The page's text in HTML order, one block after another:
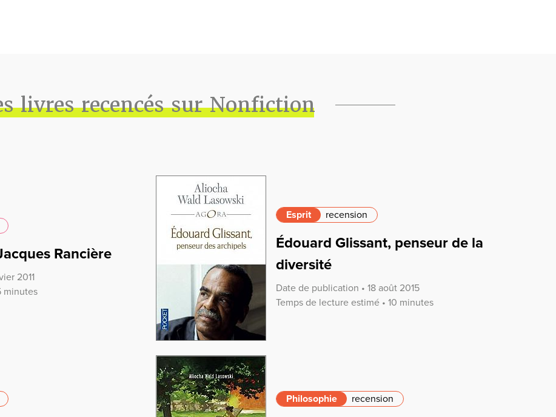
livres recencés sur Nonfiction
Rancière
2011
minutes
Esprit recension
Édouard Glissant, penseur de la
diversité
Date de publication • 18 août 2015
Temps de lecture estimé • 10 minutes
Philosophie recension